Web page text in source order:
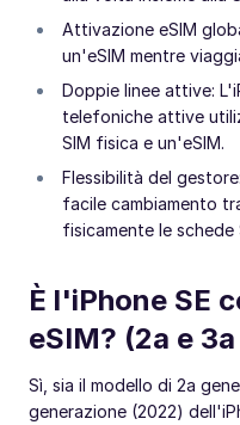
Attivazione eSIM
un'eSIM mentre
Doppie linee attive:
telefoniche attive
SIM fisica e un'eSIM.
Flessibilità del
facile cambiamento
fisicamente le schede
È l'iPhone SE
eSIM? (2a e
Sì, sia il modello di 2a
generazione (2022)